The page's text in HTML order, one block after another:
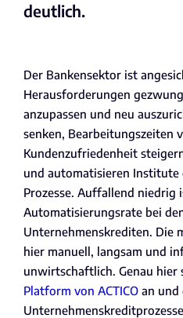
deutlich.
Der Bankensektor ist
Herausforderungen
anzupassen und neu
senken, Bearbeitungszeiten
Kundenzufriedenheit
und automatisieren
Prozesse. Auffallend niedrig
Automatisierungsrate bei
Unternehmenskrediten. Die
hier manuell, langsam und
unwirtschaftlich. Genau hier
Platform von ACTICO an und